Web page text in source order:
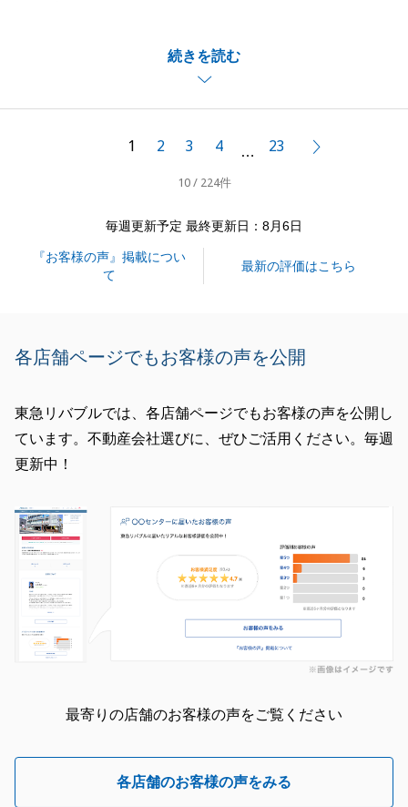
続きを読む
ます。素敵な新生活を送られることを祈っておりま
今後とも何か不動産関係でお困りなことがありました
引き続きよろしくお願いいたします。
1 2 3 4 … 23
10 / 224件
毎週更新予定 最終更新日：8月6日
『お客様の声』掲載につい
て
最新の評価はこちら
各店舗ページでもお客様の声を公開
東急リバブルでは、各店舗ページでもお客様の声を公開し
ています。不動産会社選びに、ぜひご活用ください。毎週
更新中！
最寄りの店舗のお客様の声をご覧ください
各店舗のお客様の声をみる